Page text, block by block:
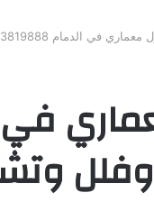
الدمام 0533819888 بنا عمائر وفلل وتشطيب وترميم المباني بالدمام
وفلل